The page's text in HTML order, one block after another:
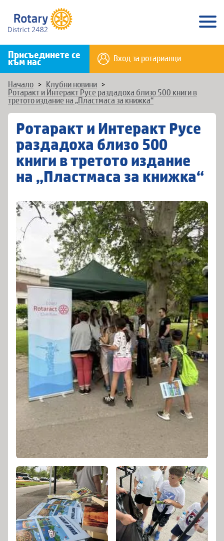
Присъединете се
към нас Вход за ротарианци
Начало > Клубни новини >
Ротаракт и Интеракт Русе раздадоха близо 500 книги в
третото издание на „Пластмаса за книжка“
Ротаракт и Интеракт Русе
раздадоха близо 500
книги в третото издание
на „Пластмаса за книжка“